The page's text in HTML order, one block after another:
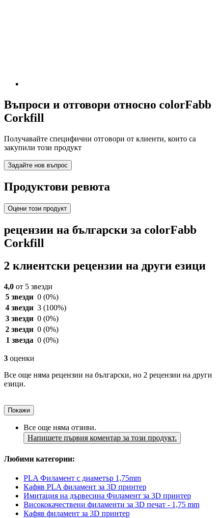
Въпроси и отговори относно colorFabb
Corkfill
Получавайте специфични отговори от клиенти, които са
закупили този продукт
Задайте нов въпрос
Продуктови ревюта
Оцени този продукт
рецензии на български за colorFabb
Corkfill
2 клиентски рецензии на други езици
4,0 от 5 звезди
5 звезди 0 (0%)
4 звезди 3 (100%)
3 звезди 0 (0%)
2 звезди 0 (0%)
1 звезда 0 (0%)
3 оценки
Все още няма рецензии на български, но 2 рецензии на други
езици.
Покажи
Все още няма отзиви.
Напишете първия коментар за този продукт.
Любими категории:
PLA Филамент с диаметър 1,75mm
Кафяв PLA филамент за 3D принтер
Имитация на дървесина Филамент за 3D принтер
Висококачествени филаменти за 3D печат - 1,75 mm
Кафяв филамент за 3D принтер